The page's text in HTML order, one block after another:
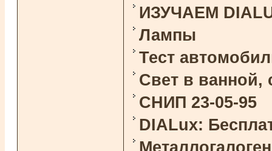
ИЗУЧАЕМ
Лампы
Тест
Свет в ванной,
СНИП 23-05-95
DIALux: